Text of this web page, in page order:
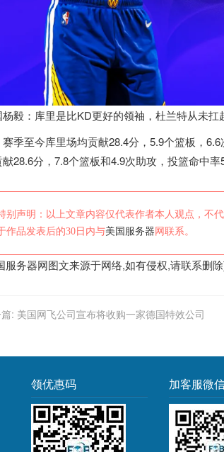
毅：库里是比KD更好的领袖，杜兰特从未扛
赛季至今库里场均贡献28.4分，5.9个篮板，
28.6分，7.8个篮板和4.9次助攻，投篮命中率
别声明：以上文章内容仅代表作者本人观点，不
作品发表后的30日内与美国服务器 网联系。
服务器网图文来源于网络,如有侵权,请联系删
: 美国网飞公司宣布将收购一家德国特效公司
领优惠码 加客服微